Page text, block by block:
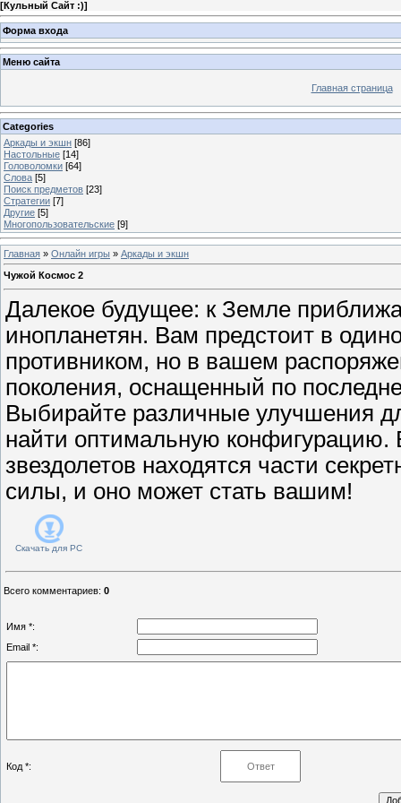
[Кульный Сайт :)]
Форма входа
Меню сайта
Главная страница
Categories
Аркады и экшн [86]
Настольные [14]
Головоломки [64]
Слова [5]
Поиск предметов [23]
Стратегии [7]
Другие [5]
Многопользовательские [9]
Главная » Онлайн игры » Аркады и экшн
Чужой Космос 2
Далекое будущее: к Земле
инопланетян. Вам предстоит в
противником, но в вашем
поколения, оснащенный по
Выбирайте различные улучшения
найти оптимальную конфигурацию.
звездолетов находятся части
силы, и оно может стать вашим!
Скачать для PC
Всего комментариев: 0
Имя *:
Email *:
Код *: